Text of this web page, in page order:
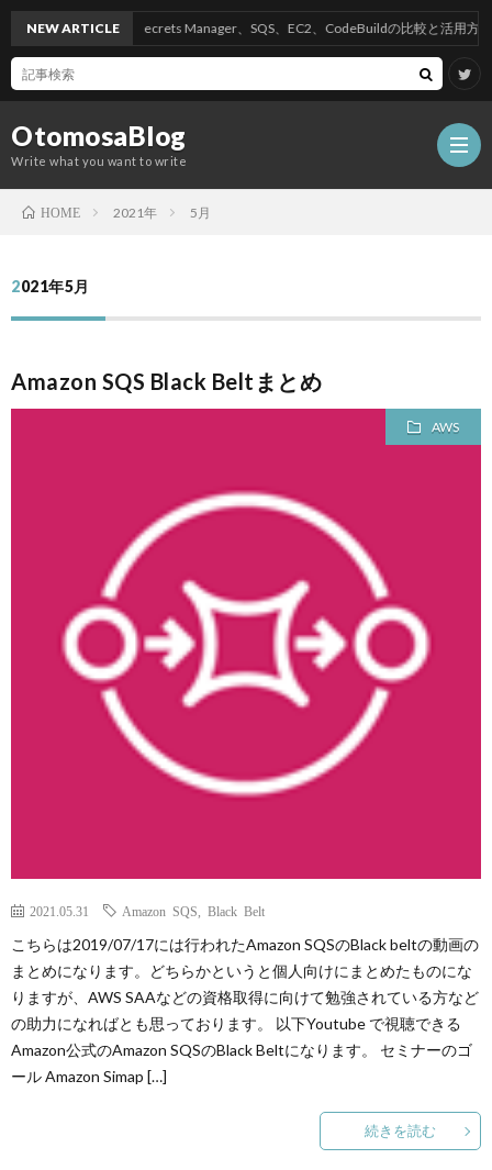
OtomosaBlog
Write what you want to write
SEO
LIFE
NEW ARTICLE
AWSのSecrets Manager、SQS、EC2、CodeBuildの比較と活用方法
HOME 2021年 5月
2021年5月
Amazon SQS Black Beltまとめ
AWS
2021.05.31 Amazon SQS Black Belt
こちらは2019/07/17には行われたAmazon SQSのBlack beltの動画の
まとめになります。どちらかというと個人向けにまとめたものにな
りますが、AWS SAAなどの資格取得に向けて勉強されている方など
の助力になればとも思っております。 以下Youtube で視聴できる
Amazon公式のAmazon SQSのBlack Beltになります。 セミナーのゴ
ール Amazon Simap […]
続きを読む